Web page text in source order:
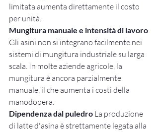
limitata aumenta direttamente il costo
per unità.
Mungitura manuale e intensità di lavoro
Gli asini non si integrano facilmente nei
sistemi di mungitura industriale su larga
scala. In molte aziende agricole, la
mungitura è ancora parzialmente
manuale, il che aumenta i costi della
manodopera.
Dipendenza dal puledro La produzione
di latte d'asina è strettamente legata alla